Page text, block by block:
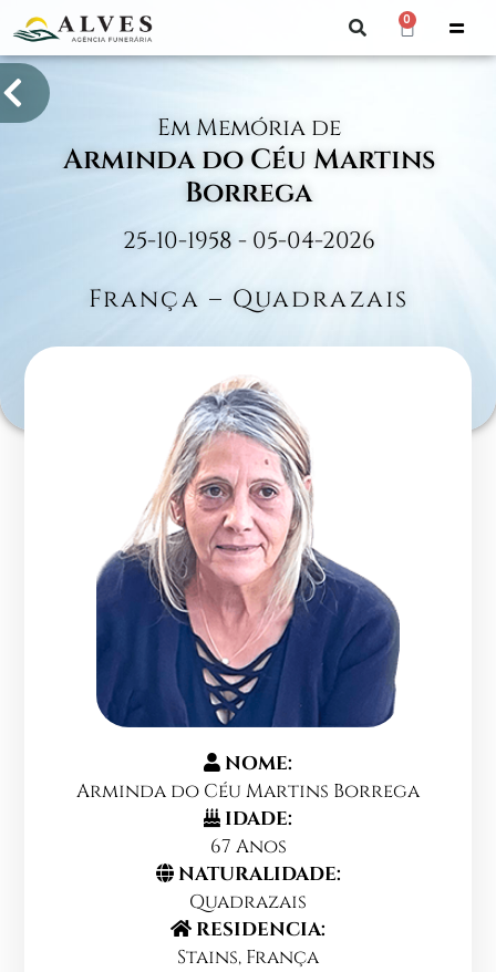
0
Em Memória de
Arminda do Céu Martins
Borrega
25-10-1958 - 05-04-2026
França – Quadrazais
NOME:
Arminda do Céu Martins Borrega
IDADE:
67 Anos
NATURALIDADE:
Quadrazais
RESIDENCIA:
Stains, França